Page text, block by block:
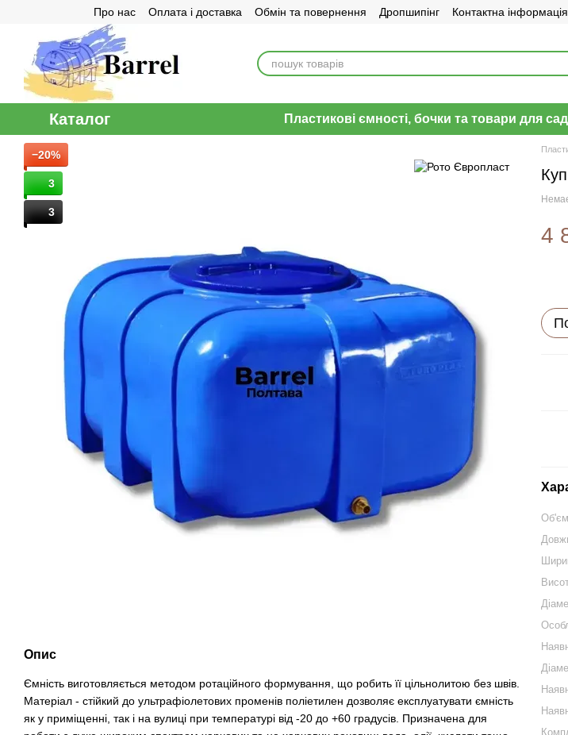
Перейти до основного контенту
Про нас Оплата і доставка Обмін та повернення Дропшипінг Контактна інформація
Договір публічної оферти
Каталог Пластикові ємності, бочки та товари для
−20%
3
3
Опис
Ємність виготовляється методом ротаційного формування, що робить її цільнолитою без швів.
Матеріал - стійкий до ультрафіолетових променів поліетилен дозволяє експлуатувати ємність
як у приміщенні, так і на вулиці при температурі від -20 до +60 градусів. Призначена для
4